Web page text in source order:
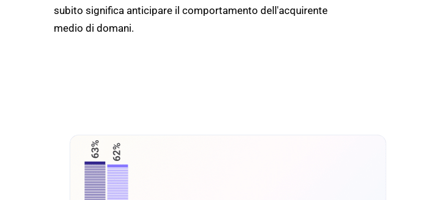
subito significa anticipare il comportamento dell'acquirente
medio di domani.